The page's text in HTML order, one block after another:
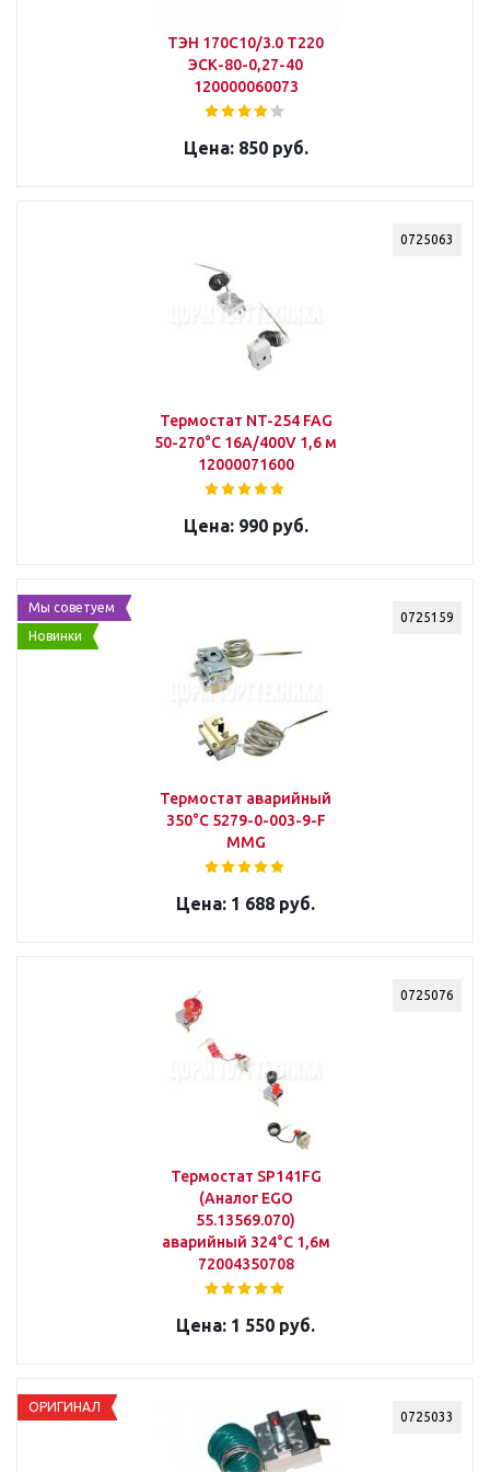
ТЭН 170С10/3.0 Т220
ЭСК-80-0,27-40
120000060073
850 руб.
0725063
Термостат NT-254 FAG
50-270°С 16А/400V 1,6 м
12000071600
990 руб.
0725159
Мы советуем
Новинки
Термостат аварийный
350°С 5279-0-003-9-F
MMG
1 688 руб.
0725076
Термостат SP141FG
(Aналог EGO
55.13569.070)
аварийный 324°С 1,6м
72004350708
1 550 руб.
0725033
ОРИГИНАЛ